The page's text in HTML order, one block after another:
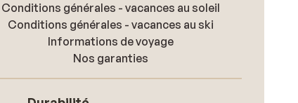
Conditions générales - vacances au soleil
Conditions générales - vacances au ski
Informations de voyage
Nos garanties